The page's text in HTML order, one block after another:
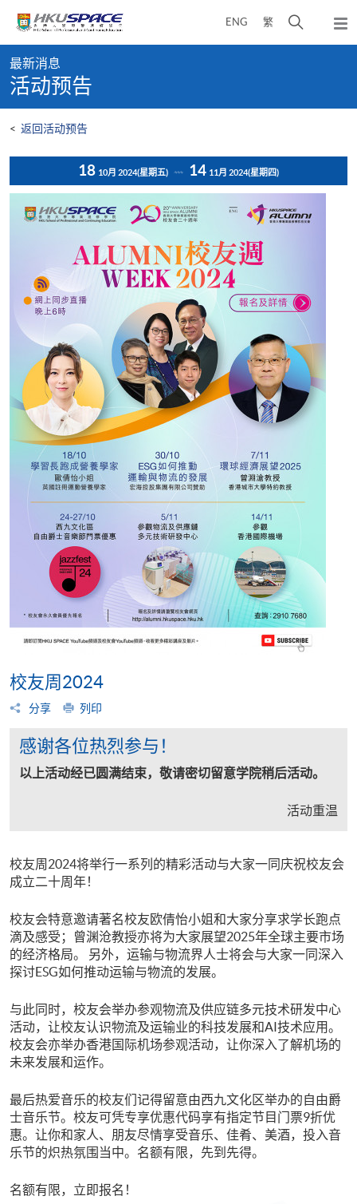
content
ENG 繁
开
弹
出
content
start
最新消息
活动预告
< 返回活动预告
18 10月 2024(星期五) 14 11月 2024(星期四)
校友周2024
分享 列印
感谢各位热烈参与！
以上活动经已圆满结束，敬请密切留意学院稍后活动。
活动重温
校友周2024将举行一系列的精彩活动与大家一同庆祝校友会
成立二十周年！
校友会特意邀请著名校友欧倩怡小姐和大家分享求学长跑点
滴及感受；曾渊沧教授亦将为大家展望2025年全球主要市场
的经济格局。 另外，运输与物流界人士将会与大家一同深入
探讨ESG如何推动运输与物流的发展。
与此同时，校友会举办参观物流及供应链多元技术研发中心
活动，让校友认识物流及运输业的科技发展和AI技术应用。
校友会亦举办香港国际机场参观活动，让你深入了解机场的
未来发展和运作。
最后热爱音乐的校友们记得留意由西九文化区举办的自由爵
士音乐节。校友可凭专享优惠代码享有指定节目门票9折优
惠。让你和家人、朋友尽情享受音乐、佳肴、美酒，投入音
乐节的炽热氛围当中。名额有限，先到先得。
名额有限，立即报名！